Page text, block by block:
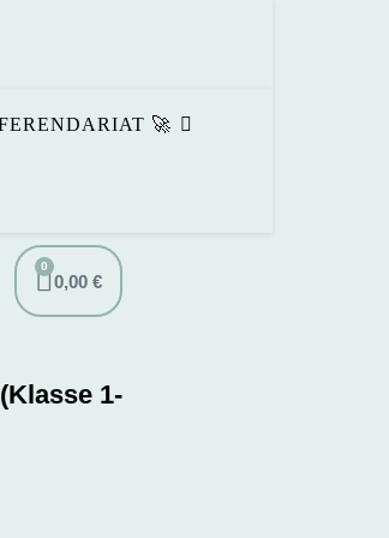
🚀
0,00 €
0
1-